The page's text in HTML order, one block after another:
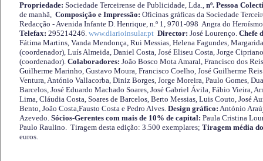
Propriedade: Sociedade Terceirense de Publicidade, Lda., nº. Pessoa
de manhã, Composição e Impressão: Oficinas gráficas da Sociedade
Redacção - Avenida Infante D. Henrique, n.º 1, 9701-098 Angra do
Telefax: 295214246. www.diarioinsular.pt Director: José Lourenço. Chefe
Fátima Martins, Vanda Mendonça, Rui Messias, Helena Fagundes,
(coordenador), Luís Almeida, Daniel Costa, José Eliseu Costa, Jorge
(coordenador). Colaboradores: João Bosco Mota Amaral, Francisco dos
Guilherme Marinho, Gustavo Moura, Francisco Coelho, José Guilherme
Ventura, António Vallacorba, Diniz Borges, Jorge Moreira, Paulo Gomes,
Barcelos, José Eduardo Machado Soares, José Gabriel Ávila, Fábio Vieira,
Lima, Cláudia Costa, Soares de Barcelos, Berto Messias, Luis Couto, José
Bento, João Costa,Fausto Costa e Pedro Alves. Design gráfico: António
Azevedo. Sócios-Gerentes com mais de 10% de capital: Paula Cristina
Paulo Raulino. Tiragem desta edição: 3.500 exemplares; Tiragem média
euros.